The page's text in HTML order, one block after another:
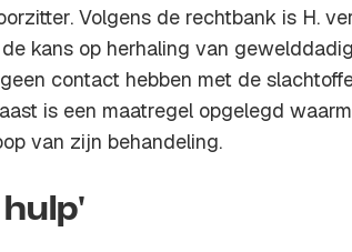
Volgens de rechtbank is H.
kans op herhaling van
contact hebben met de
is een maatregel opgelegd
van zijn behandeling.